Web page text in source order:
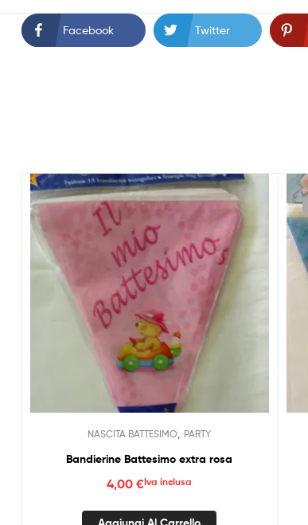
Facebook Twitter
NASCITA BATTESIMO, PARTY
Bandierine Battesimo extra rosa
4,00€Iva inclusa